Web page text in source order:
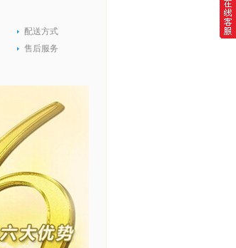
配送方式
售后服务